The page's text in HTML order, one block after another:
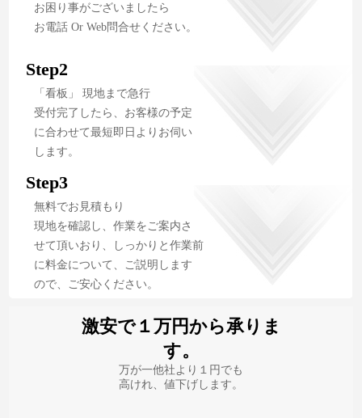
お困り事がございましたら
お電話 Or Web問合せください。
Step2
「看板」 現地まで急行
受付完了したら、お客様の予定
に合わせて最短即日よりお伺い
します。
Step3
無料でお見積もり
現地を確認し、作業をご案内さ
せて頂いおり、しっかりと作業前
に料金について、ご説明します
ので、ご安心ください。
激安で１万円から承りま
す。
万が一他社より１円でも
高けれ、値下げします。